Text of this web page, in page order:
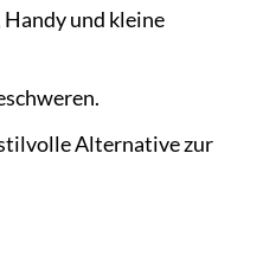
Handy und kleine
Alternative zur